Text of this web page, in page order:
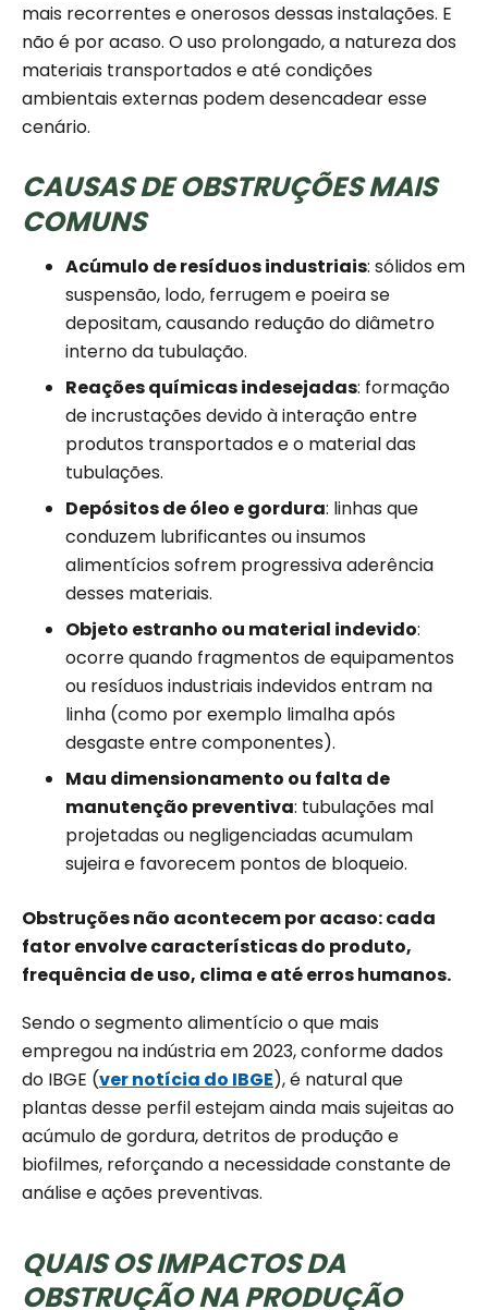
mais recorrentes e onerosos dessas instalações. E
não é por acaso. O uso prolongado, a natureza dos
materiais transportados e até condições
ambientais externas podem desencadear esse
cenário.
CAUSAS DE OBSTRUÇÕES MAIS
COMUNS
Acúmulo de resíduos industriais: sólidos em
suspensão, lodo, ferrugem e poeira se
depositam, causando redução do diâmetro
interno da tubulação.
Reações químicas indesejadas: formação
de incrustações devido à interação entre
produtos transportados e o material das
tubulações.
Depósitos de óleo e gordura: linhas que
conduzem lubrificantes ou insumos
alimentícios sofrem progressiva aderência
desses materiais.
Objeto estranho ou material indevido:
ocorre quando fragmentos de equipamentos
ou resíduos industriais indevidos entram na
linha (como por exemplo limalha após
desgaste entre componentes).
Mau dimensionamento ou falta de
manutenção preventiva: tubulações mal
projetadas ou negligenciadas acumulam
sujeira e favorecem pontos de bloqueio.
Obstruções não acontecem por acaso: cada
fator envolve características do produto,
frequência de uso, clima e até erros humanos.
Sendo o segmento alimentício o que mais
empregou na indústria em 2023, conforme dados
do IBGE (ver notícia do IBGE), é natural que
plantas desse perfil estejam ainda mais sujeitas ao
acúmulo de gordura, detritos de produção e
biofilmes, reforçando a necessidade constante de
análise e ações preventivas.
QUAIS OS IMPACTOS DA
OBSTRUÇÃO NA PRODUÇÃO